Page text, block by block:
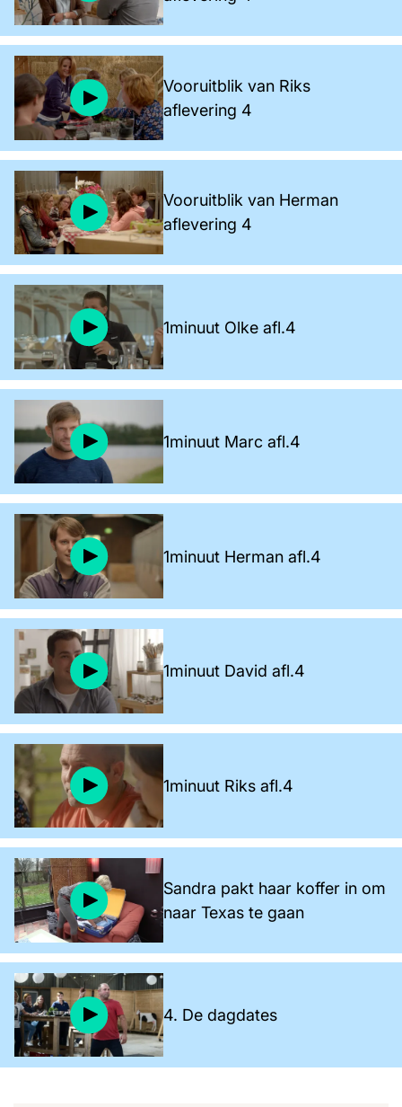
Vooruitblik van Riks
aflevering 4
Vooruitblik van Herman
aflevering 4
1minuut Olke afl.4
1minuut Marc afl.4
1minuut Herman afl.4
1minuut David afl.4
1minuut Riks afl.4
Sandra pakt haar koffer in om
naar Texas te gaan
4. De dagdates